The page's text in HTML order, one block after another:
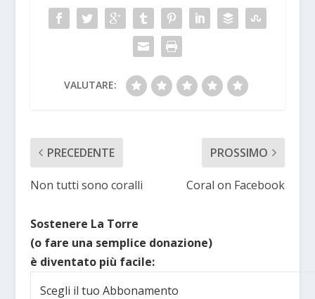
VALUTARE:
PRECEDENTE
Non tutti sono coralli
PROSSIMO
Coral on Facebook
Sostenere La Torre
(o fare una semplice donazione)
è diventato più facile:
Scegli il tuo Abbonamento